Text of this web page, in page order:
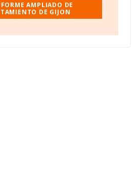
AMPLIADO DE
DE GIJON